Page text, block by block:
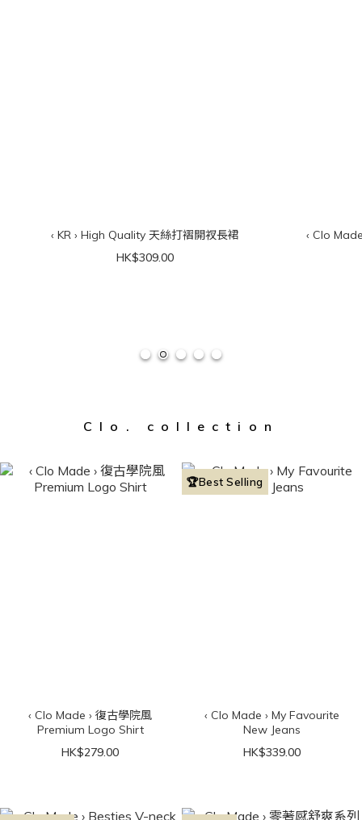
‹ KR › High Quality 天絲打褶開衩長裙
HK$309.00
‹ Clo
Clo. collection
‹ Clo Made › 復古學院風
Premium Logo Shirt
HK$279.00
🏆Best Selling
‹ Clo Made › My Favourite
New Jeans
HK$339.00